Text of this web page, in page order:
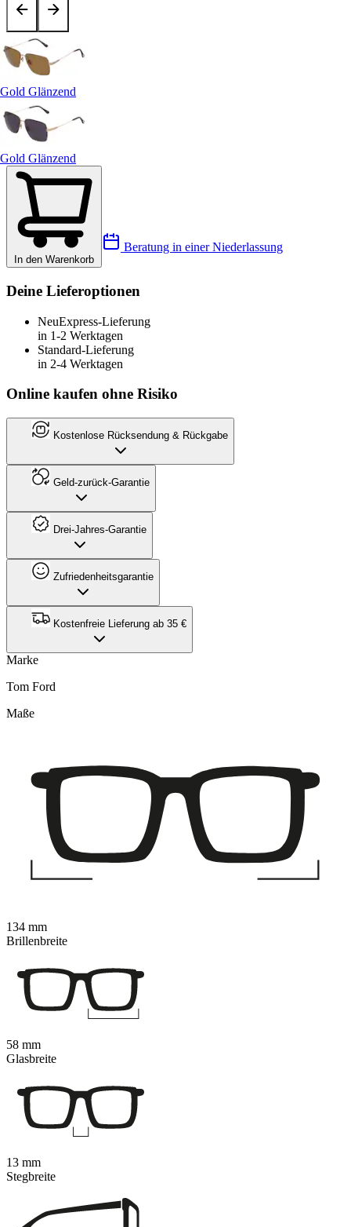
Gold Glänzend
Gold Glänzend
In den Warenkorb
Beratung in einer Niederlassung
Deine Lieferoptionen
NeuExpress-Lieferung
in 1-2 Werktagen
Standard-Lieferung
in 2-4 Werktagen
Online kaufen ohne Risiko
Kostenlose Rücksendung & Rückgabe
Geld-zurück-Garantie
Drei-Jahres-Garantie
Zufriedenheitsgarantie
Kostenfreie Lieferung ab 35 €
Marke
Tom Ford
Maße
134 mm
Brillenbreite
58 mm
Glasbreite
13 mm
Stegbreite